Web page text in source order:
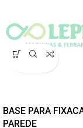
BASE PARA
PAREDE